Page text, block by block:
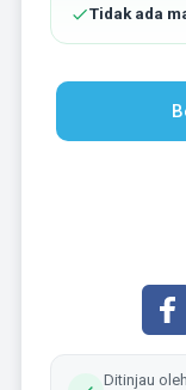
Tidak ada
Ditinjau oleh